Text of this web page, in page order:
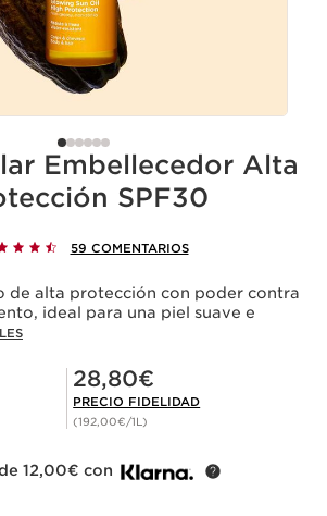
Embellecedor Alta
SPF30
59 COMENTARIOS
de alta protección con poder contra
ideal para una piel suave e
Precio Fidelidad 28,80€
28,80€
PRECIO FIDELIDAD
(192,00€/1L)
12,00€ con